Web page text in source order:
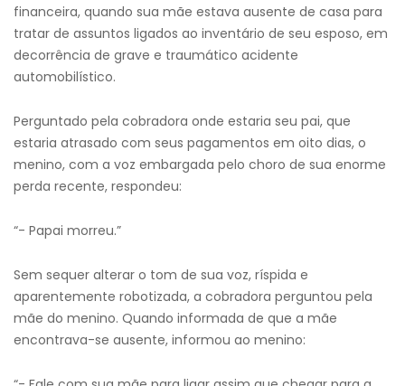
financeira, quando sua mãe estava ausente de casa para
tratar de assuntos ligados ao inventário de seu esposo, em
decorrência de grave e traumático acidente
automobilístico.
Perguntado pela cobradora onde estaria seu pai, que
estaria atrasado com seus pagamentos em oito dias, o
menino, com a voz embargada pelo choro de sua enorme
perda recente, respondeu:
“- Papai morreu.”
Sem sequer alterar o tom de sua voz, ríspida e
aparentemente robotizada, a cobradora perguntou pela
mãe do menino. Quando informada de que a mãe
encontrava-se ausente, informou ao menino: